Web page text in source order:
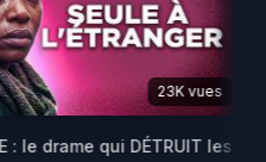
23K vues
drame qui DÉTRUIT les Maris